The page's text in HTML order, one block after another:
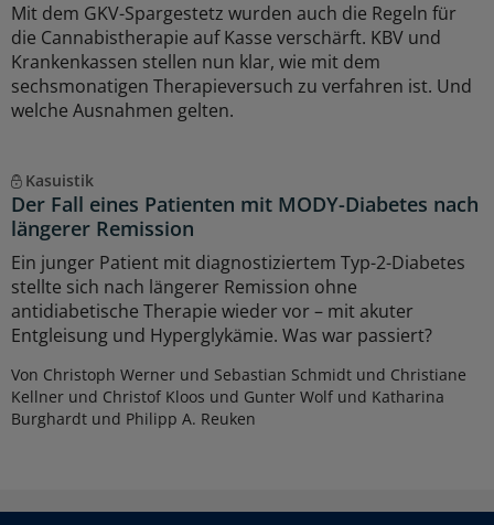
Mit dem GKV-Spargestetz wurden auch die Regeln für
die Cannabistherapie auf Kasse verschärft. KBV und
Krankenkassen stellen nun klar, wie mit dem
sechsmonatigen Therapieversuch zu verfahren ist. Und
welche Ausnahmen gelten.
Kasuistik
Der Fall eines Patienten mit MODY-Diabetes nach
längerer Remission
Ein junger Patient mit diagnostiziertem Typ-2-Diabetes
stellte sich nach längerer Remission ohne
antidiabetische Therapie wieder vor – mit akuter
Entgleisung und Hyperglykämie. Was war passiert?
Von Christoph Werner und Sebastian Schmidt und Christiane
Kellner und Christof Kloos und Gunter Wolf und Katharina
Burghardt und Philipp A. Reuken